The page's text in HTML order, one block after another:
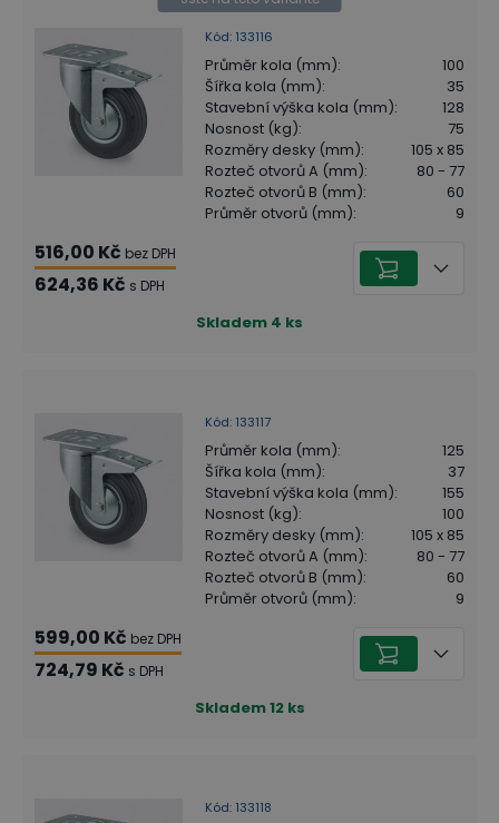
Kód: 133116
Průměr kola (mm):
100
Šířka kola (mm):
35
Stavební výška kola (mm):
128
Nosnost (kg):
75
Rozměry desky (mm):
105 x 85
Rozteč otvorů A (mm):
80 - 77
Rozteč otvorů B (mm):
60
Průměr otvorů (mm): 9
516,00 Kč bez DPH
624,36 Kč s DPH
Skladem 4 ks
Kód: 133117
Průměr kola (mm):
125
Šířka kola (mm):
37
Stavební výška kola (mm):
155
Nosnost (kg):
100
Rozměry desky (mm):
105 x 85
Rozteč otvorů A (mm):
80 - 77
Rozteč otvorů B (mm):
60
Průměr otvorů (mm): 9
599,00 Kč bez DPH
724,79 Kč s DPH
Skladem12 ks
Kód: 133118